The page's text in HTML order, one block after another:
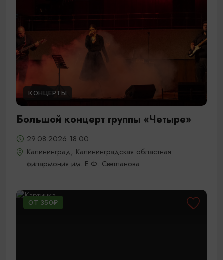
КОНЦЕРТЫ
Большой концерт группы «Четыре»
29.08.2026 18:00
Калининград, Калининградская областная
филармония им. Е.Ф. Светланова
ОТ 350₽